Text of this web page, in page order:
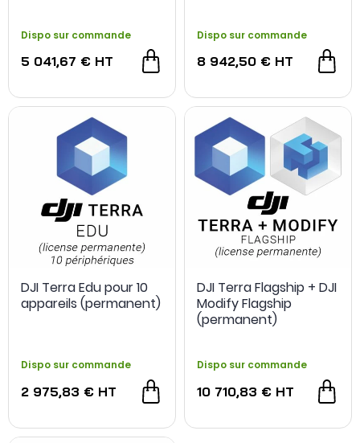
Dispo sur commande
5 041,67 € HT
Dispo sur commande
8 942,50 € HT
DJI Terra Edu pour 10
appareils (permanent)
Dispo sur commande
2 975,83 € HT
DJI Terra Flagship + DJI
Modify Flagship
(permanent)
Dispo sur commande
10 710,83 € HT